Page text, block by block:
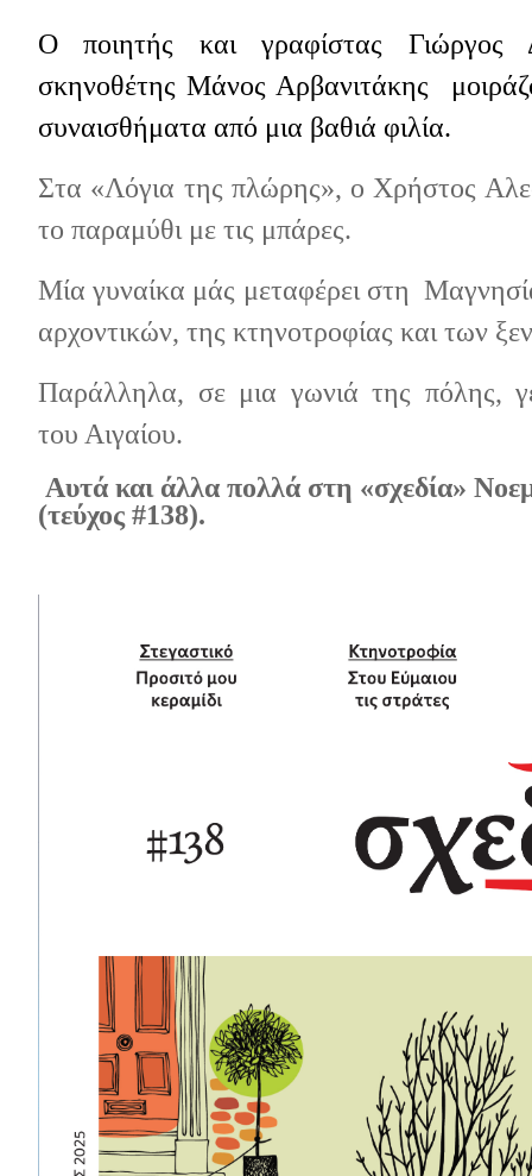
Ο ποιητής και γραφίστας Γιώργος
σκηνοθέτης Μάνος Αρβανιτάκης
συναισθήματα από μια βαθιά φιλία.
Στα «Λόγια της πλώρης», ο Χρήστος
το παραμύθι με τις μπάρες.
Μία γυναίκα μάς μεταφέρει στη
αρχοντικών, της κτηνοτροφίας και των
Παράλληλα, σε μια γωνιά της πόλης,
του Αιγαίου.
Αυτά και άλλα πολλά στη «σχεδία»
(τεύχος #138).